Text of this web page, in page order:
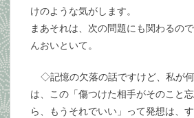
けのような気がします。
まあそれは、次の問題にも関わるの
んおいといて。
◇記憶の欠落の話ですけど、私が
は、この「傷つけた相手がそのこと
ら、もうそれでいい」って発想は、